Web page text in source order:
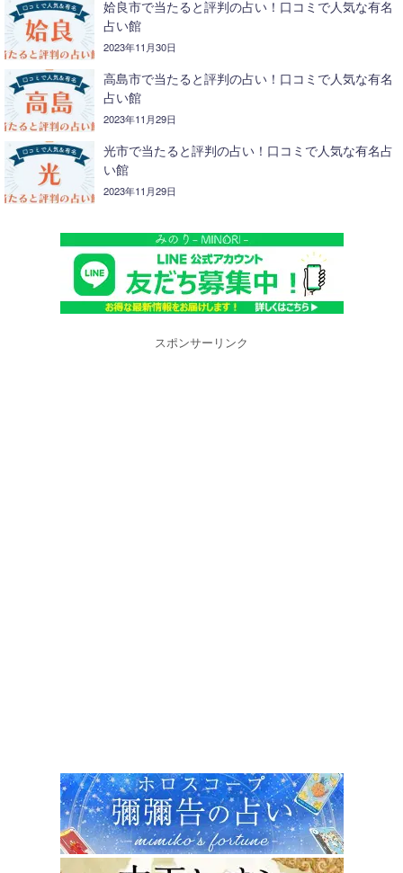
姶良市で当たると評判の占い！口コミで人気な有名
占い館
2023年11月30日
高島市で当たると評判の占い！口コミで人気な有名
占い館
2023年11月29日
光市で当たると評判の占い！口コミで人気な有名占
い館
2023年11月29日
スポンサーリンク